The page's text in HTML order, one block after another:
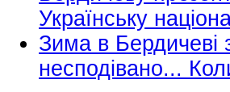
Українську
Зима в Бердичеві
несподівано...